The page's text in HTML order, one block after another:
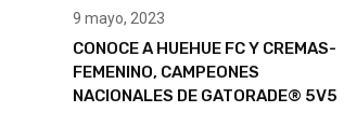
9 mayo, 2023
CONOCE A HUEHUE FC Y CREMAS-
FEMENINO, CAMPEONES
NACIONALES DE GATORADE® 5V5